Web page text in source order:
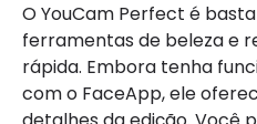
O YouCam Perfect é
ferramentas de beleza e
rápida. Embora tenha
com o FaceApp, ele